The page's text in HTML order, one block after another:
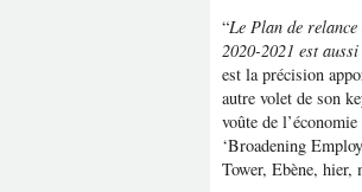
“Le Plan de
2020-2021 est
est la précision
autre volet de son
voûte de
‘Broadening
Tower, Ebène, hier,